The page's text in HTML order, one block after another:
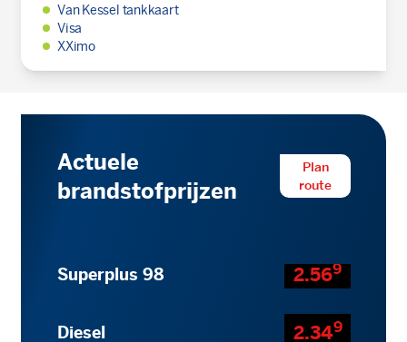
Van Kessel tankkaart
Visa
XXimo
Actuele
brandstofprijzen
Plan
route
Superplus 98 2.569
Diesel 2.349